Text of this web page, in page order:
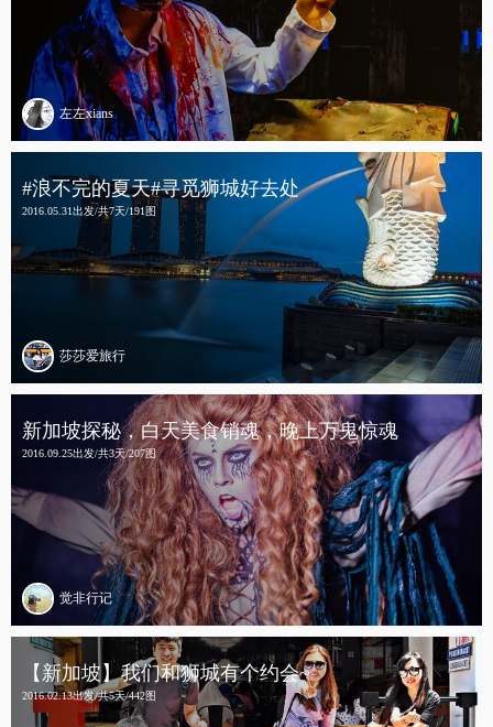
左左xians
#浪不完的夏天#寻觅狮城好去处
2016.05.31出发/共7天/191图
莎莎爱旅行
新加坡探秘，白天美食销魂，晚上万鬼惊魂
2016.09.25出发/共3天/207图
觉非行记
【新加坡】我们和狮城有个约会~
2016.02.13出发/共5天/442图